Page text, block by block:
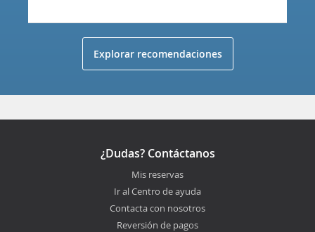
Explorar recomendaciones
¿Dudas? Contáctanos
Mis reservas
Ir al Centro de ayuda
Contacta con nosotros
Reversión de pagos